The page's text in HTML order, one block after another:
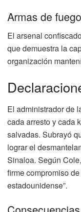
Armas de
El arsenal
que demuestra la
organización
El administrador de
cada arresto y cada
salvadas. Subrayó
lograr el
Sinaloa. Según
firme compromiso
estadounidense”.